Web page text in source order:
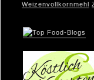
Weizenvollkornmehl